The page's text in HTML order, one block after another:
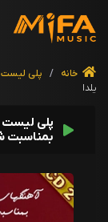
خانه / پلی
یلدا
بمناسبت